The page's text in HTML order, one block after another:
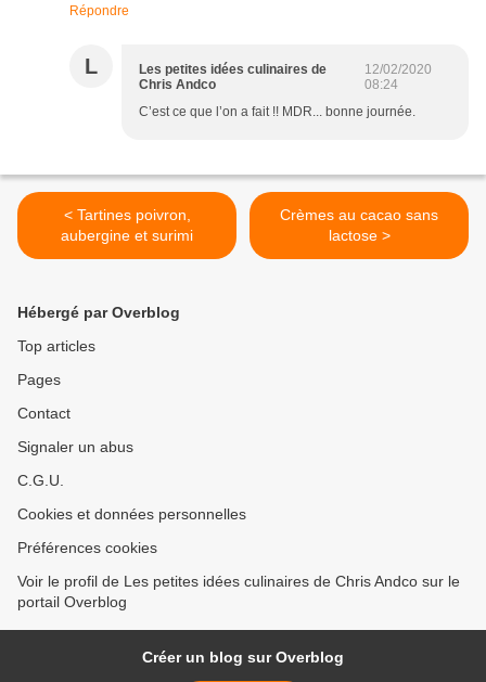
Répondre
L
Les petites idées culinaires de
Chris Andco
12/02/2020
08:24
C’est ce que l’on a fait !! MDR... bonne journée.
< Tartines poivron,
aubergine et surimi
Crèmes au cacao sans
lactose >
Hébergé par Overblog
Top articles
Pages
Contact
Signaler un abus
C.G.U.
Cookies et données personnelles
Préférences cookies
Voir le profil de Les petites idées culinaires de Chris Andco sur le
portail Overblog
Créer un blog sur Overblog